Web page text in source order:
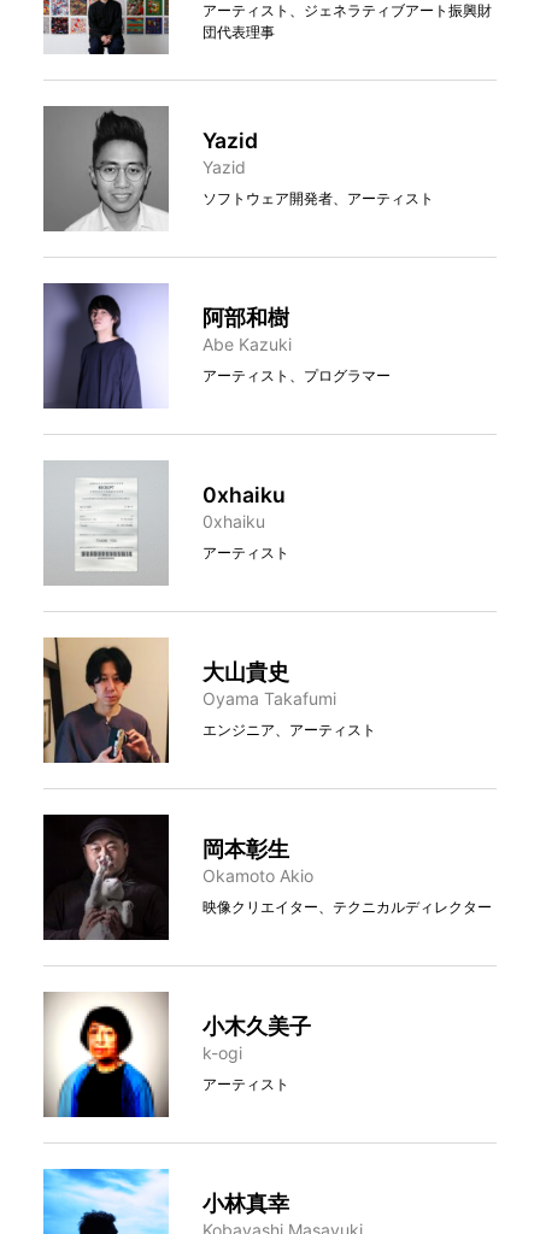
アーティスト、ジェネラティブアート振興財
団代表理事
Yazid
Yazid
ソフトウェア開発者、アーティスト
阿部和樹
Abe Kazuki
アーティスト、プログラマー
0xhaiku
0xhaiku
アーティスト
大山貴史
Oyama Takafumi
エンジニア、アーティスト
岡本彰生
Okamoto Akio
映像クリエイター、テクニカルディレクター
小木久美子
k-ogi
アーティスト
小林真幸
Kobayashi Masayuki